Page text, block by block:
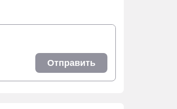
Отправить